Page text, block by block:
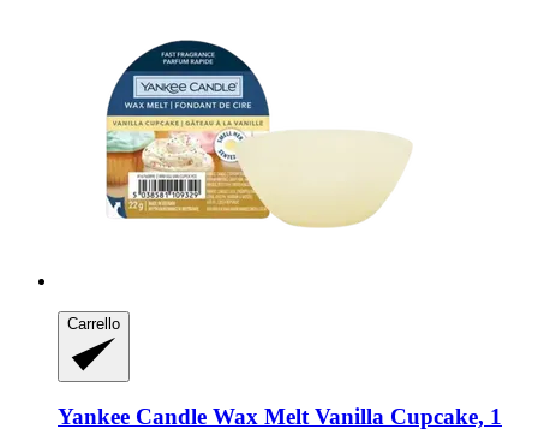
Carrello
Yankee Candle Wax Melt Vanilla Cupcake, 1